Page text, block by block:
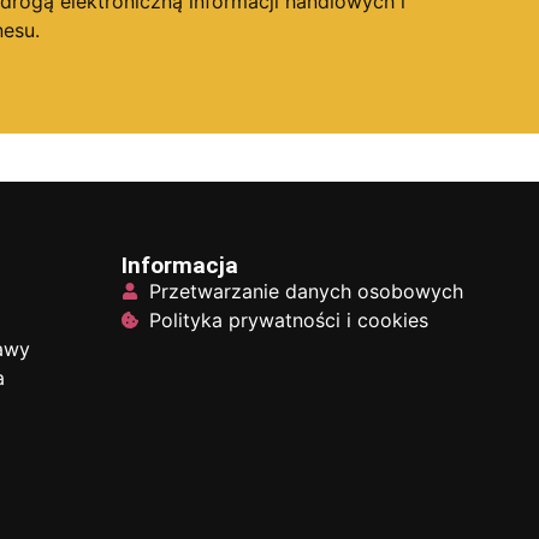
Informacja
Przetwarzanie danych osobowych
Polityka prywatności i cookies